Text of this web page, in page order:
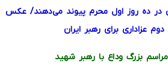
در ده روز اول محرم پیوند می‌دهند/ عکس
دوم عزاداری برای رهبر ایران
بزرگ وداع با رهبر شهید